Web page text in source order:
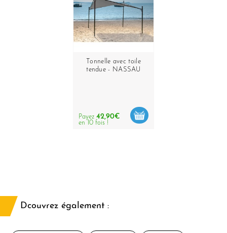
Tonnelle avec toile
tendue - NASSAU
Payez 42,90€
en 10 fois !
Dcouvrez également :